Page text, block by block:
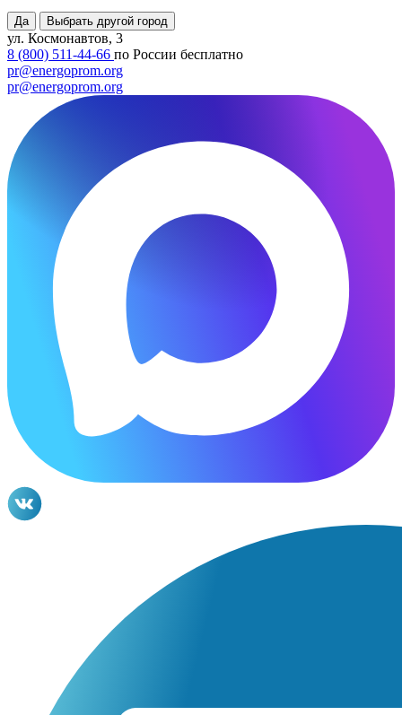
Да Выбрать другой город
ул. Космонавтов, 3
8 (800) 511-44-66 по России бесплатно
pr@energoprom.org
pr@energoprom.org